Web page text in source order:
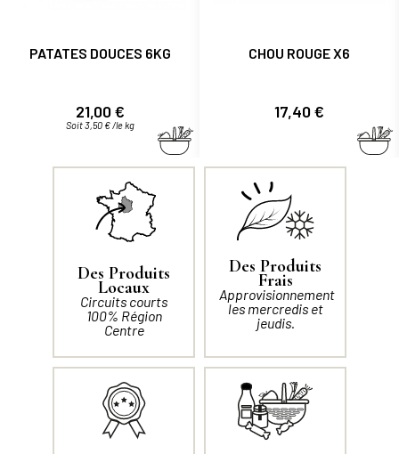
PATATES DOUCES 6KG
Prix
21,00 €
Soit 3,50 € /le kg
CHOU ROUGE X6
Prix
17,40 €
Des Produits
Locaux
Circuits courts
100% Région
Centre
Des Produits
Frais
Approvisionnement
les mercredis et
jeudis.